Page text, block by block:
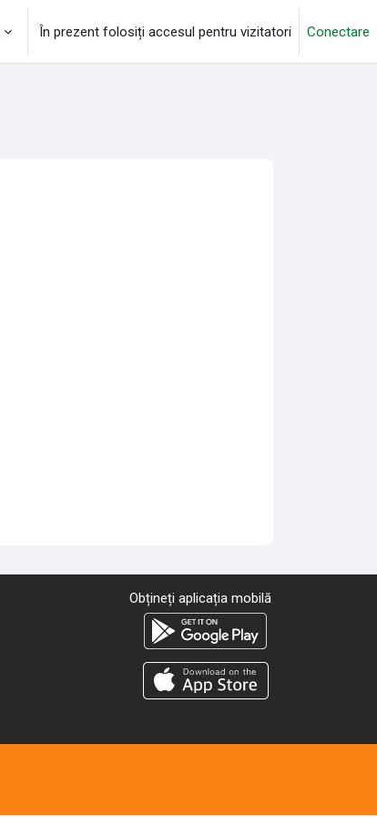
În prezent folosiți accesul pentru vizitatori Conectare
Obțineți aplicația mobilă